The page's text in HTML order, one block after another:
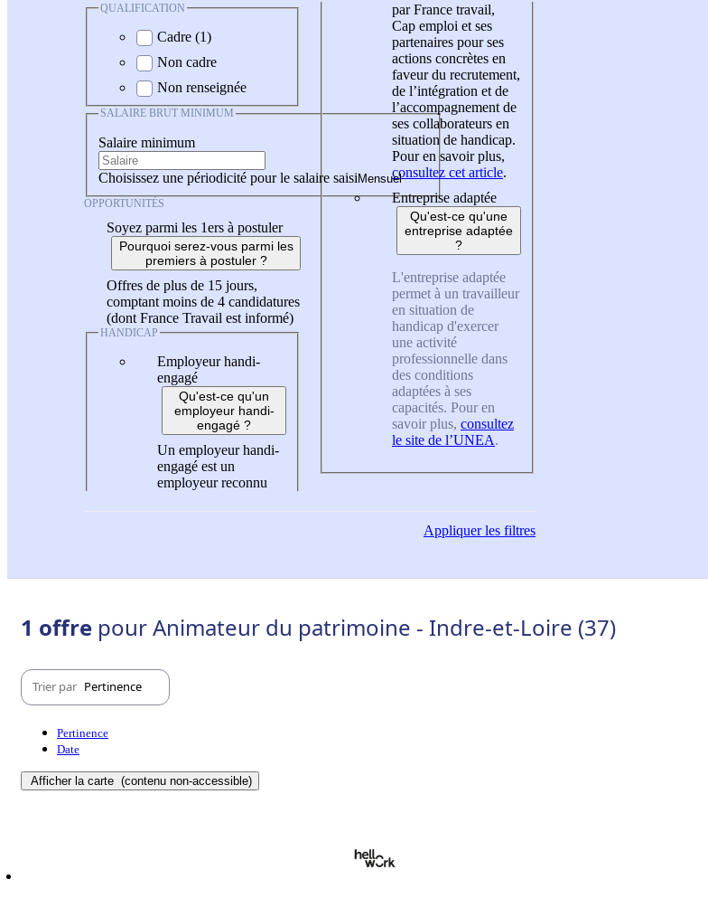
QUALIFICATION
Cadre (1)
Non cadre
Non renseignée
SALAIRE BRUT MINIMUM
Salaire minimum
Choisissez une périodicité pour le salaire saisi
OPPORTUNITÉS
Soyez parmi les 1ers à postuler
Pourquoi serez-vous parmi les
premiers à postuler ?
Offres de plus de 15 jours,
comptant moins de 4 candidatures
(dont France Travail est informé)
HANDICAP
Employeur handi-
engagé
Qu'est-ce qu'un
employeur handi-
engagé ?
Un employeur handi-
engagé est un
employeur reconnu
par France travail,
Cap emploi et ses
partenaires pour ses
actions concrètes en
faveur du recrutement,
de l’intégration et de
l’accompagnement de
ses collaborateurs en
situation de handicap.
Pour en savoir plus,
consultez cet article.
Entreprise adaptée
Qu'est-ce qu'une
entreprise adaptée
?
L'entreprise adaptée
permet à un travailleur
en situation de
handicap d'exercer
une activité
professionnelle dans
des conditions
adaptées à ses
capacités. Pour en
savoir plus, consultez
le site de l’UNEA.
Appliquerles filtres
1 offre pour Animateur du patrimoine - Indre-et-Loire (37)
Trier par Pertinence
Pertinence
Date
Afficher la carte (contenu non-accessible)